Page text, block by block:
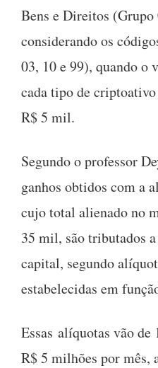
Bens e Direitos
considerando os
03, 10 e 99), quando o
cada tipo de
R$ 5 mil.
Segundo o professor
ganhos obtidos com a
cujo total alienado no
35 mil, são tributados
capital, segundo
estabelecidas em
Essas alíquotas vão de
R$ 5 milhões por mês,